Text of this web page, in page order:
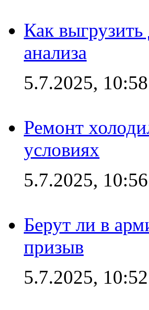
Как
анализа
5.7.2025, 10:58
Ремонт
условиях
5.7.2025, 10:56
Берут ли в
призыв
5.7.2025, 10:52